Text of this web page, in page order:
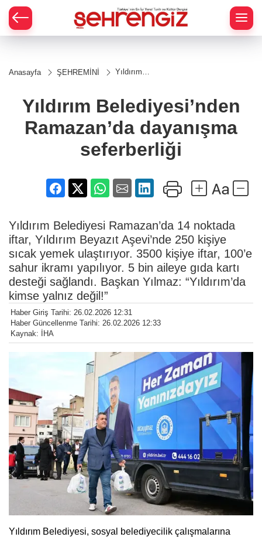
Anasayfa ŞEHREMİNİ
Yıldırım
dayanışma
seferberliği
Yıldırım Belediyesi’nden
Ramazan’da dayanışma
seferberliği
Yıldırım Belediyesi Ramazan’da 14 noktada
iftar, Yıldırım Beyazıt Aşevi’nde 250 kişiye
sıcak yemek ulaştırıyor. 3500 kişiye iftar, 100’e
sahur ikramı yapılıyor. 5 bin aileye gıda kartı
desteği sağlandı. Başkan Yılmaz: “Yıldırım’da
kimse yalnız değil!”
Haber Giriş Tarihi: 26.02.2026 12:31
Haber Güncellenme Tarihi: 26.02.2026 12:33
Kaynak: İHA
Yıldırım Belediyesi, sosyal belediyecilik çalışmalarına